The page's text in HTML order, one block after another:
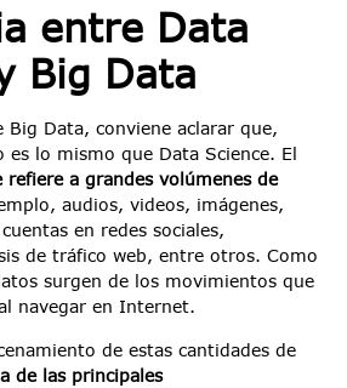
entre Data
Big Data
Big Data, conviene aclarar que,
es lo mismo que Data Science. El
refiere a grandes volúmenes de
audios, videos, imágenes,
en redes sociales,
de tráfico web, entre otros. Como
surgen de los movimientos que
navegar en Internet.
de estas cantidades de
de las principales